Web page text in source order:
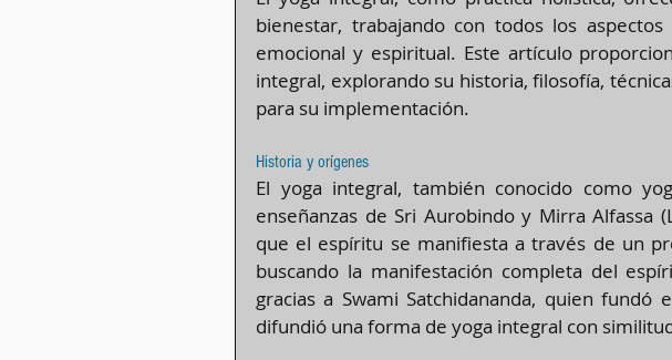
bienestar, trabajando con todos los
emocional y espiritual. Este artículo
integral, explorando su historia, filosofía,
para su implementación.
Historia y orígenes
El yoga integral, también conocido como
enseñanzas de Sri Aurobindo y Mirra Alfassa
que el espíritu se manifiesta a través de un
buscando la manifestación completa del
gracias a Swami Satchidananda, quien fundó
difundió una forma de yoga integral con